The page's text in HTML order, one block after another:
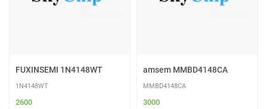
FUXINSEMI 1N4148WT
1N4148WT
2600
amsem MMBD4148CA
MMBD4148CA
3000